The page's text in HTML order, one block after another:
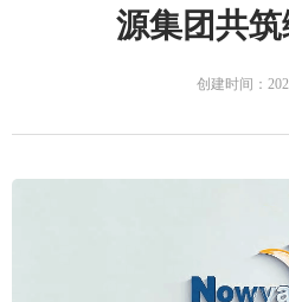
源集团共
创建时间：